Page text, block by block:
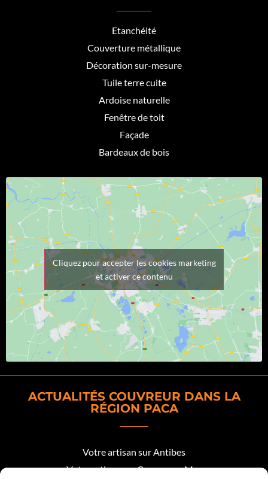
Etanchéité
Couverture métallique
Décoration sur-mesure
Tuile terre cuite
Ardoise naturelle
Fenêtre de toit
Façade
Bardeaux de bois
Cliquez pour accepter les cookies marketing
et activer ce contenu
ACTUALITÉS COUVREUR DANS LA
RÉGION PACA
Votre artisan sur Antibes
Votre artisan sur Cagnes sur Mer